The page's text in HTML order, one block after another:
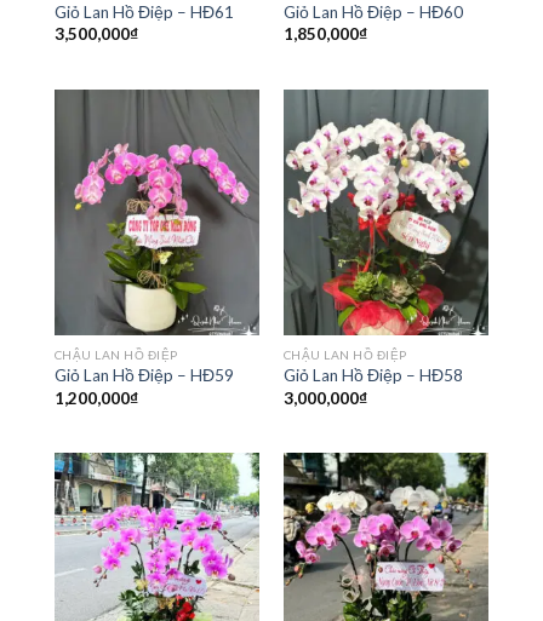
Giỏ Lan Hồ Điệp – HĐ61
3,500,000₫
Giỏ Lan Hồ Điệp – HĐ60
1,850,000₫
CHẬU LAN HỒ ĐIỆP
Giỏ Lan Hồ Điệp – HĐ59
1,200,000₫
CHẬU LAN HỒ ĐIỆP
Giỏ Lan Hồ Điệp – HĐ58
3,000,000₫